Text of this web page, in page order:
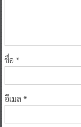
ชื่อ *
อีเมล *